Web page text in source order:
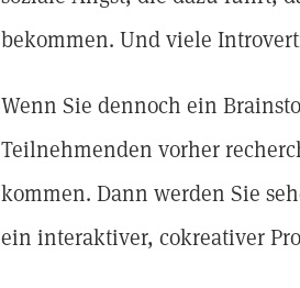
bekommen. Und viele
Wenn Sie dennoch ein
Teilnehmenden vorher
kommen. Dann werden Sie
ein interaktiver, cokreativer